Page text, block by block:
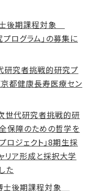
後期課程対象
ログラム」の募集に
研究者挑戦的研究プ
都健康長寿医療セン
世代研究者挑戦的研
保障のための哲学を
ジェクト」8期生採
リア形成と採択大学
た
士後期課程対象